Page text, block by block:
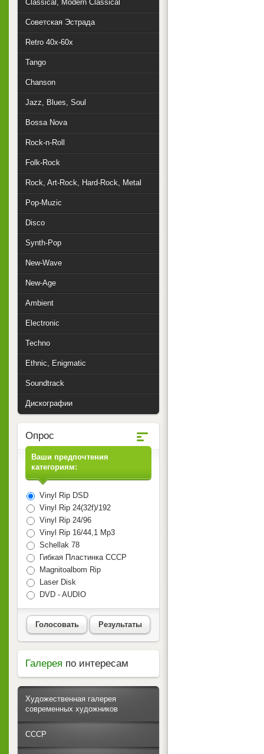
Classical, Modern Classical
Советская Эстрада
Retro 40x-60x
Tango
Chanson
Jazz, Blues, Soul
Bossa Nova
Rock-n-Roll
Folk-Rock
Rock, Art-Rock, Hard-Rock, Metal
Pop-Muzic
Disco
Synth-Pop
New-Wave
New-Age
Ambient
Electronic
Techno
Ethnic, Enigmatic
Soundtrack
Дискографии
Опрос
Ваши предпочтения
категориям:
Vinyl Rip DSD
Vinyl Rip 24(32f)/192
Vinyl Rip 24/96
Vinyl Rip 16/44,1 Mp3
Schellak 78
Гибкая Пластинка СССР
Magnitoalbom Rip
Laser Disk
DVD - AUDIO
Голосовать Результаты
Галерея по интересам
Художественная галерея
современных художников
СССР